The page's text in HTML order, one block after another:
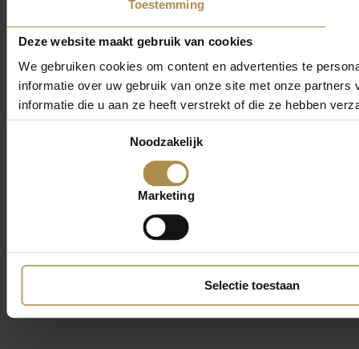
Toestemming
Deze website maakt gebruik van cookies
We gebruiken cookies om content en advertenties te
informatie over uw gebruik van onze site met onze
informatie die u aan ze heeft verstrekt of die ze hebben
Noodzakelijk
Marketing
Selectie toestaan